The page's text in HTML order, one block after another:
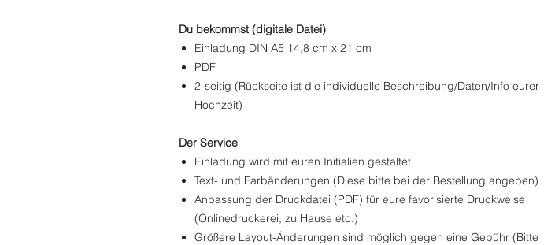
Du bekommst (digitale Datei)
Einladung DIN A5 14,8 cm x 21 cm
PDF
2-seitig (Rückseite ist die individuelle Beschreibung/Daten/Info eurer
Hochzeit)
Der Service
Einladung wird mit euren Initialien gestaltet
Text- und Farbänderungen (Diese bitte bei der Bestellung angeben)
Anpassung der Druckdatei (PDF) für eure favorisierte Druckweise
(Onlinedruckerei, zu Hause etc.)
Größere Layout-Änderungen sind möglich gegen eine Gebühr (Bitte